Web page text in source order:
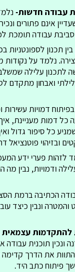
עבודה חדשות-
אינם פתורים
סביבת עבודה תומכת
תכנון לספונטניות
נלמד על נקודות
לתכנון עלילה
ואבחון מתקדם
דמויות עשירות
דמות מעניינת,
כל סיפור גדול
ובזיהוי
לזהות פערי ידע
ודמויות, נבין מה
הכתיבה ברמת
ונבין כיצד
להתקדמות
תוכנית עבודה
את הדרך קדימה
פיתוח כתב היד.